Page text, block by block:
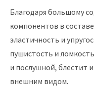
Благодаря большому
компонентов в
эластичность и
пушистость и
и послушной, блестит
внешним видом.